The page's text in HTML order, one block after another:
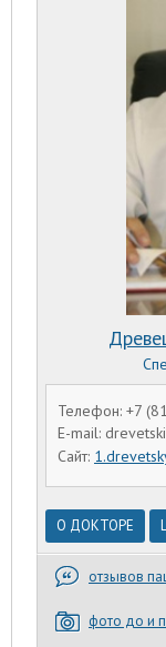
Телефон: +7
E-mail:
Сайт:
О ДОКТОРЕ
отзывов
фото до и